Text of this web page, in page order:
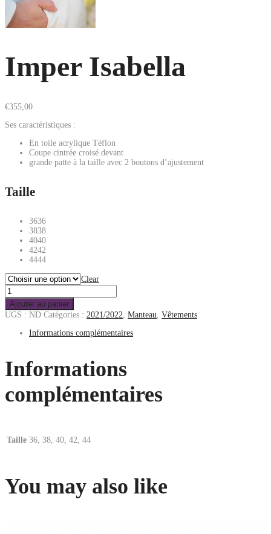
Imper Isabella
€355,00
Ses caractéristiques :
En toile acrylique Téflon
Coupe cintrée croisé devant
grande patte à la taille avec 2 boutons d’ajustement
Taille
3636
3838
4040
4242
4444
Clear
Ajouter au panier
UGS : ND Catégories : 2021/2022, Manteau, Vêtements
Informations complémentaires
Informations
complémentaires
Taille 36, 38, 40, 42, 44
You may also like